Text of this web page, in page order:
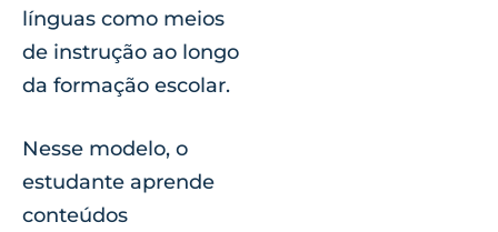
línguas como meios
de instrução ao longo
da formação escolar.
Nesse modelo, o
estudante aprende
conteúdos